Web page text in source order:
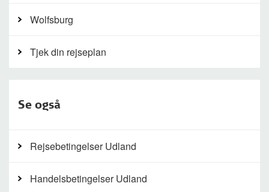
Wolfsburg
Tjek din rejseplan
Se også
Rejsebetingelser Udland
Handelsbetingelser Udland